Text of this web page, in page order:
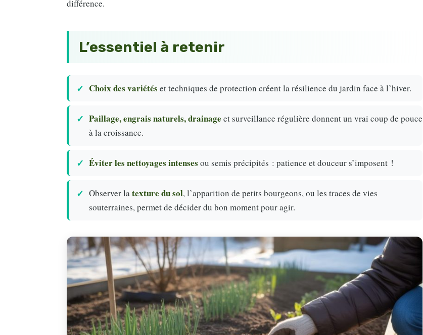
différence.
L’essentiel à retenir
Choix des variétés et techniques de protection créent la résilience du jardin face à l’hiver.
Paillage, engrais naturels, drainage et surveillance régulière donnent un vrai coup de pouce
à la croissance.
Éviter les nettoyages intenses ou semis précipités : patience et douceur s’imposent !
Observer la texture du sol, l’apparition de petits bourgeons, ou les traces de vies
souterraines, permet de décider du bon moment pour agir.